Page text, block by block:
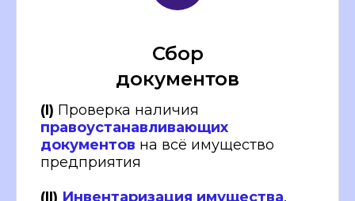
Сбор
документов
(I) Проверка наличия
правоустанавливающих
документов на всё имущество
предприятия
(II) Инвентаризация имущества,